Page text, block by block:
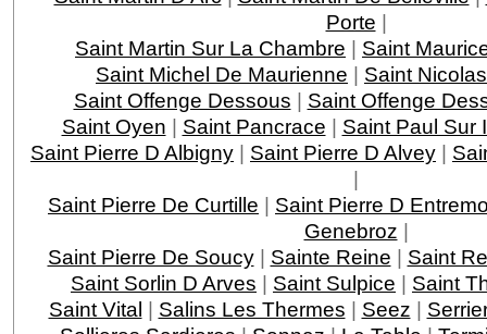
Porte |
Saint Martin Sur La Chambre | Saint
Saint Michel De Maurienne | Saint
Saint Offenge Dessous | Saint Offenge
Saint Oyen | Saint Pancrace | Saint Paul Sur
Saint Pierre D Albigny | Saint Pierre D Alvey |
|
Saint Pierre De Curtille | Saint Pierre D
Genebroz |
Saint Pierre De Soucy| Sainte Reine | Saint
Saint Sorlin D Arves | Saint Sulpice | Saint
Saint Vital | Salins Les Thermes | Seez |